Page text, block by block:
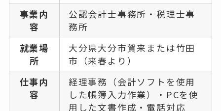
事業内
容
公認会計士事務所・税理士事
務所
就業場
所
大分県大分市賀来または竹田
市（来春より）
仕事内
容
経理事務（会計ソフトを使用
した帳簿入力作業）・PCを使
用した文書作成・電話対応